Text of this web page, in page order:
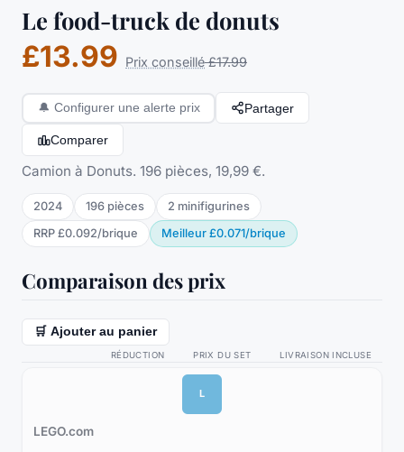
Le food-truck de donuts
£13.99 Prix conseillé £17.99
🔔 Configurer une alerte prix Partager
Comparer
Camion à Donuts. 196 pièces, 19,99 €.
2024 196 pièces 2 minifigurines
RRP £0.092/brique Meilleur £0.071/brique
Comparaison des prix
🛒 Ajouter au panier
RÉDUCTION PRIX DU SET LIVRAISON INCLUSE
L
LEGO.com